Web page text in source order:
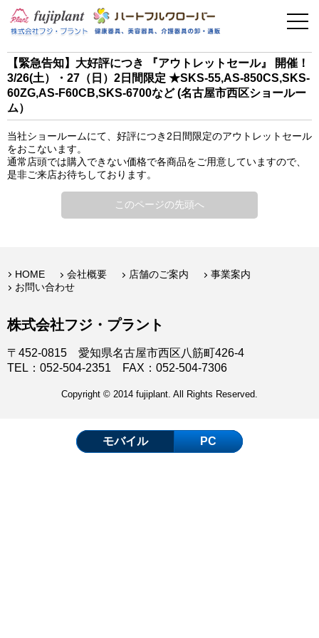
介護用品
フィットネス
お問い合わせ
【緊急告知】大好評につき 『アウトレットセール』 開催！
3/26(土）・27（日）2日間限定 ★SKS-55,AS-850CS,SKS-
60ZG,AS-F60CB,SKS-6700など (名古屋市西区ショールー
ム）
当社ショールームにて、好評につき2日間限定のアウトレットセール
をおこないます。
通常店頭では購入できない価格で各商品をご用意していますので、
是非ご来店お待ちしております。
このページの先頭へ
HOME 会社概要 店舗のご案内
事業案内
お問い合わせ
株式会社フジ・プラント
〒452-0815 愛知県名古屋市西区八筋町426-4
TEL：052-504-2351 FAX：052-504-7306
Copyright © 2014 fujiplant. All Rights Reserved.
モバイル PC